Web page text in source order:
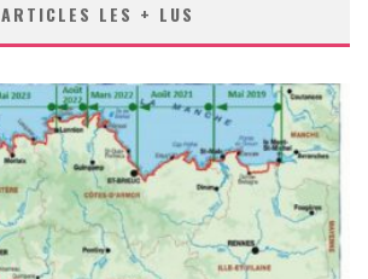
ARTICLES LES + LUS